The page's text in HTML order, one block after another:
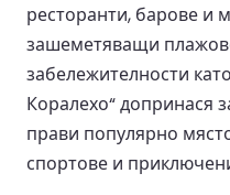
ресторанти, барове и
зашеметяващи
забележителности
Коралехо“ допринася
прави популярно
спортове и